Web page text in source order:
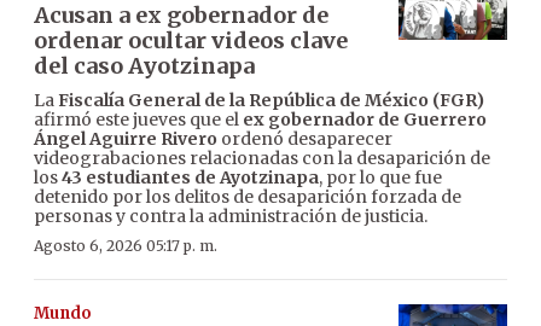
Acusan a ex gobernador de
ordenar ocultar videos clave
del caso Ayotzinapa
LaFiscalía General de la República de México (FGR)
afirmó este jueves que el ex gobernador de Guerrero
Ángel Aguirre Rivero ordenó desaparecer
videograbaciones relacionadas con la desaparición de
los43 estudiantes de Ayotzinapa, por lo que fue
detenido por los delitos de desaparición forzada de
personas y contra la administración de justicia.
Agosto 6, 2026 05:17 p. m.
Mundo